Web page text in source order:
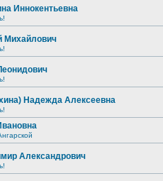
Иннокентьевна
Михайлович
Надежда Алексеевна
Александрович